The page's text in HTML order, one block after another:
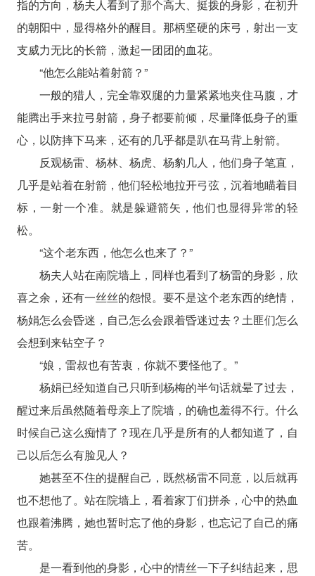
指的方向，杨夫人看到了那个高大、挺拨的身影，在初升
的朝阳中，显得格外的醒目。那柄坚硬的床弓，射出一支
支威力无比的长箭，激起一团团的血花。
“他怎么能站着射箭？”
一般的猎人，完全靠双腿的力量紧紧地夹住马腹，才
能腾出手来拉弓射箭，身子都要前倾，尽量降低身子的重
心，以防摔下马来，还有的几乎都是趴在马背上射箭。
反观杨雷、杨林、杨虎、杨豹几人，他们身子笔直，
几乎是站着在射箭，他们轻松地拉开弓弦，沉着地瞄着目
标，一射一个准。就是躲避箭矢，他们也显得异常的轻
松。
“这个老东西，他怎么也来了？”
杨夫人站在南院墙上，同样也看到了杨雷的身影，欣
喜之余，还有一丝丝的怨恨。要不是这个老东西的绝情，
杨娟怎么会昏迷，自己怎么会跟着昏迷过去？土匪们怎么
会想到来钻空子？
“娘，雷叔也有苦衷，你就不要怪他了。”
杨娟已经知道自己只听到杨梅的半句话就晕了过去，
醒过来后虽然随着母亲上了院墙，的确也羞得不行。什么
时候自己这么痴情了？现在几乎是所有的人都知道了，自
己以后怎么有脸见人？
她甚至不住的提醒自己，既然杨雷不同意，以后就再
也不想他了。站在院墙上，看着家丁们拼杀，心中的热血
也跟着沸腾，她也暂时忘了他的身影，也忘记了自己的痛
苦。
是一看到他的身影，心中的情丝一下子纠结起来，思